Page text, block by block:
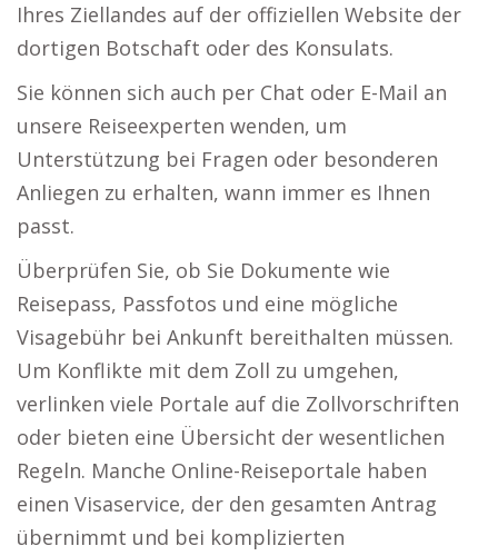
Ihres Ziellandes auf der offiziellen Website der
dortigen Botschaft oder des Konsulats.
Sie können sich auch per Chat oder E-Mail an
unsere Reiseexperten wenden, um
Unterstützung bei Fragen oder besonderen
Anliegen zu erhalten, wann immer es Ihnen
passt.
Überprüfen Sie, ob Sie Dokumente wie
Reisepass, Passfotos und eine mögliche
Visagebühr bei Ankunft bereithalten müssen.
Um Konflikte mit dem Zoll zu umgehen,
verlinken viele Portale auf die Zollvorschriften
oder bieten eine Übersicht der wesentlichen
Regeln. Manche Online-Reiseportale haben
einen Visaservice, der den gesamten Antrag
übernimmt und bei komplizierten